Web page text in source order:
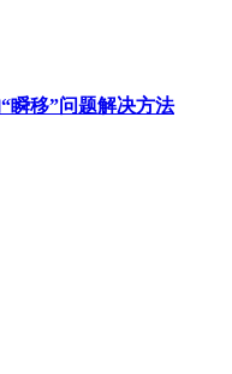
瞬移”问题解决方法